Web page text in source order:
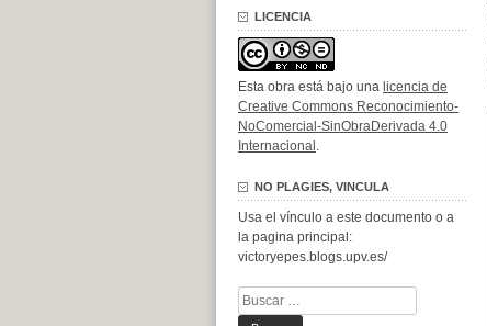
LICENCIA
Esta obra está bajo una licencia de
Creative Commons Reconocimiento-
NoComercial-SinObraDerivada 4.0
Internacional .
NO PLAGIES, VINCULA
Usa el vínculo a este documento o a
la pagina principal:
victoryepes.blogs.upv.es/
Buscar: